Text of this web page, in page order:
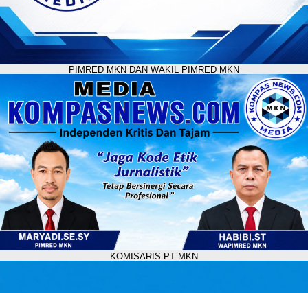
PIMRED MKN DAN WAKIL PIMRED MKN
KOMISARIS PT MKN